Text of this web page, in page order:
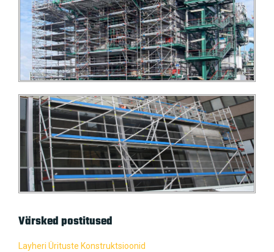
Värsked postitused
Layheri Ürituste Konstruktsioonid